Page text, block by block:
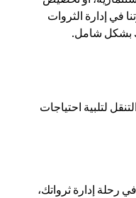
في إدارة الثروات
بشكل شامل.
رحلة إدارة ثرواتك،